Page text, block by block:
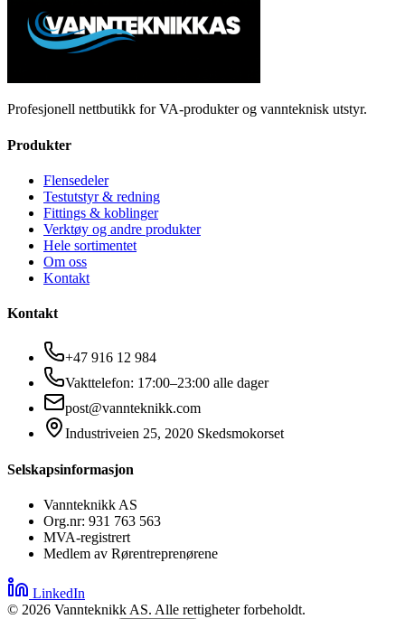
Profesjonell nettbutikk for VA-produkter og vannteknisk utstyr.
Produkter
Flensedeler
Testutstyr & redning
Fittings & koblinger
Verktøy og andre produkter
Hele sortimentet
Om oss
Kontakt
Kontakt
+47 916 12 984
Vakttelefon: 17:00–23:00 alle dager
post@vannteknikk.com
Industriveien 25, 2020 Skedsmokorset
Selskapsinformasjon
Vannteknikk AS
Org.nr: 931 763 563
MVA-registrert
Medlem av Rørentreprenørene
LinkedIn
© 2026 Vannteknikk AS. Alle rettigheter forbeholdt.